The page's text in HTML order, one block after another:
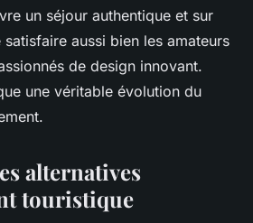
un séjour authentique et sur
aussi bien les amateurs
de design innovant.
une véritable évolution du
alternatives
touristique